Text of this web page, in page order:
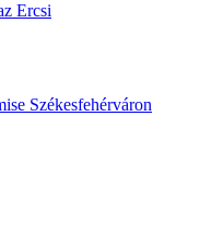
Ercsi
Székesfehérváron